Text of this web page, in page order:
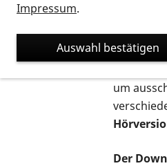
Sie
Auf
um
Der
Impressum.
Auswahl bestätigen